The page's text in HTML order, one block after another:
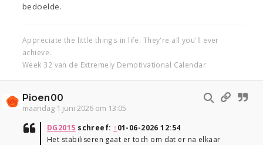
bedoelde.
Appreciate the little things in life. They're all you'll ever
achieve.
Week 32 van de Extremely Demotivational Calendar
Pioen00
maandag 1 juni 2026 om 13:05
DG2015 schreef: ↑01-06-2026 12:54
Het stabiliseren gaat er toch om dat er na elkaar